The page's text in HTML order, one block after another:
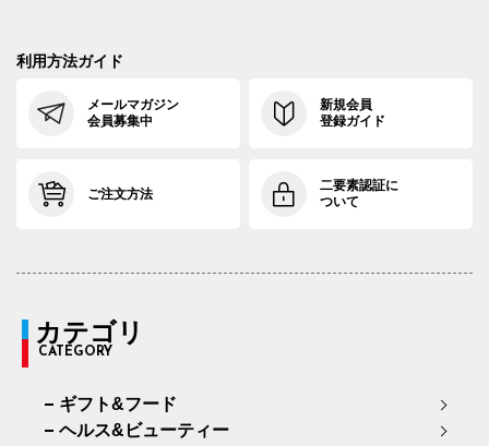
利用方法ガイド
メールマガジン
会員募集中
新規会員
登録ガイド
ご注文方法
二要素認証に
ついて
カテゴリ
CATEGORY
ギフト&フード
ヘルス&ビューティー